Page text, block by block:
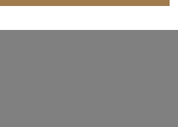
możemy udostępniać hostingodawcy. Takie
Przekazujemy Twoje dane poza